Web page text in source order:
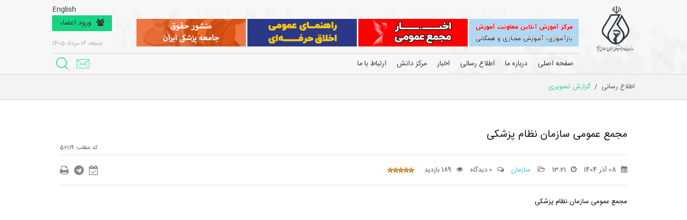
English
ورود اعضاء
جمعه، 16 مرداد 1405
صفحه اصلی درباره ما اطلاع رسانی اخبار مرکز دانش ارتباط با ما
اطلاع رسانی / گزارش تصویری
مجمع عمومی سازمان نظام پزشکی
کد مطلب: 52119
08 آذر 1404 13:21 سازمان 0 دیدگاه 189 بازدید
مجمع عمومی سازمان نظام پزشکی